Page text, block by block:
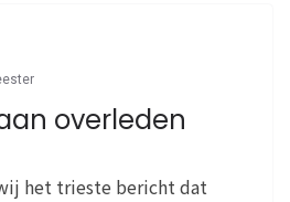
overleden
het trieste bericht dat